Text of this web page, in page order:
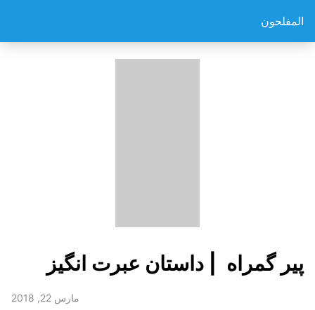
المفلحون
پیر گمراه | داستان عبرت انگیز
مارس 22, 2018